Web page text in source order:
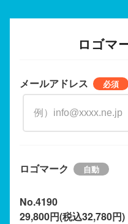
ロゴマ
メールアドレス
ロゴマーク
No.4190
29,800円(税込32,780円)